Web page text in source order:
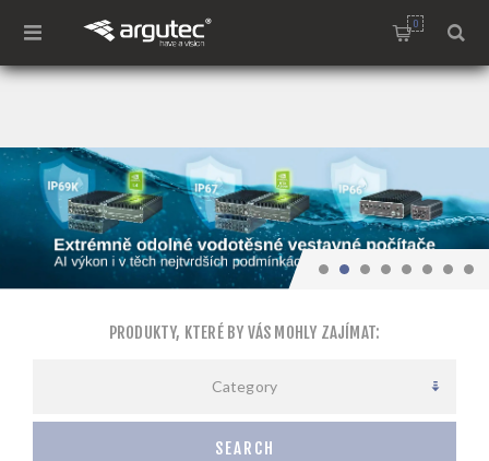
PRODUKTY, KTERÉ BY VÁS MOHLY ZAJÍMAT:
Category
SEARCH
0